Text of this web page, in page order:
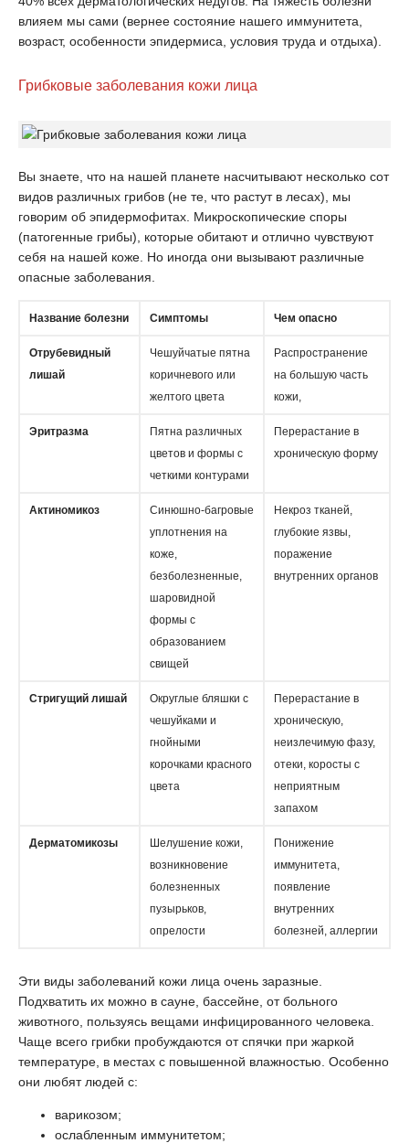
влияем мы сами (вернее состояние нашего иммунитета,
возраст, особенности эпидермиса, условия труда и отдыха).
Грибковые заболевания кожи лица
Вы знаете, что на нашей планете насчитывают несколько сот
видов различных грибов (не те, что растут в лесах), мы
говорим об эпидермофитах. Микроскопические споры
(патогенные грибы), которые обитают и отлично чувствуют
себя на нашей коже. Но иногда они вызывают различные
опасные заболевания.
Название болезни Симптомы Чем опасно
Отрубевидный
лишай
Чешуйчатые пятна
коричневого или
желтого цвета
Распространение
на большую часть
кожи,
Эритразма
Пятна различных
цветов и формы с
четкими контурами
Перерастание в
хроническую форму
Актиномикоз
Синюшно-багровые
уплотнения на
коже,
безболезненные,
шаровидной
формы с
образованием
свищей
Некроз тканей,
глубокие язвы,
поражение
внутренних органов
Стригущий лишай
Округлые бляшки с
чешуйками и
гнойными
корочками красного
цвета
Перерастание в
хроническую,
неизлечимую фазу,
отеки, коросты с
неприятным
запахом
Дерматомикозы
Шелушение кожи,
возникновение
болезненных
пузырьков,
опрелости
Понижение
иммунитета,
появление
внутренних
болезней, аллергии
Эти виды заболеваний кожи лица очень заразные.
Подхватить их можно в сауне, бассейне, от больного
животного, пользуясь вещами инфицированного человека.
Чаще всего грибки пробуждаются от спячки при жаркой
температуре, в местах с повышенной влажностью. Особенно
они любят людей с:
варикозом;
ослабленным иммунитетом;